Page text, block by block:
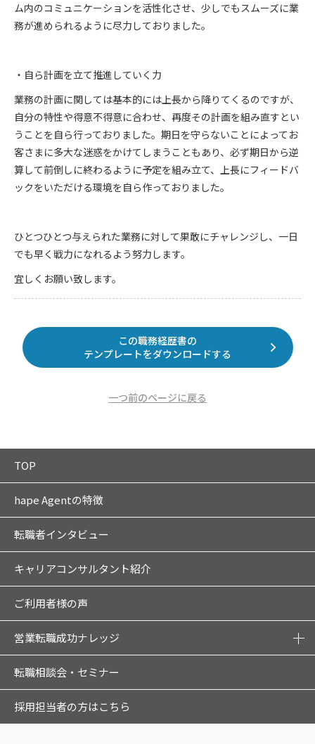
ム内のコミュニケーションを活性化させ、少しでもスムーズに業
務が進められるように尽力しておりました。
・自ら計画を立て推進していく力
業務の計画に関しては基本的には上長から降りてくるのですが、
自分の特性や得意不得意に合わせ、再度その計画を組み直すとい
うことを自ら行っておりました。期日を守らないことによってお
客さまに多大な迷惑をかけてしまうこともあり、必ず期日から逆
算して前倒しに終わるように予定を組み立て、上長にフィードバ
ックをいただける環境を自ら作っておりました。
ひとつひとつ与えられた業務に対して果敢にチャレンジし、一日
でも早く戦力になれるよう努力します。
宜しくお願い致します。
この職務経歴書の
テンプレートをダウンロードする
一つ前のページに戻る
TOP
hape Agentの特徴
転職者インタビュー
キャリアコンサルタント紹介
ご利用者様の声
営業転職成功ナレッジ
転職相談会・セミナー
採用担当者の方はこちら